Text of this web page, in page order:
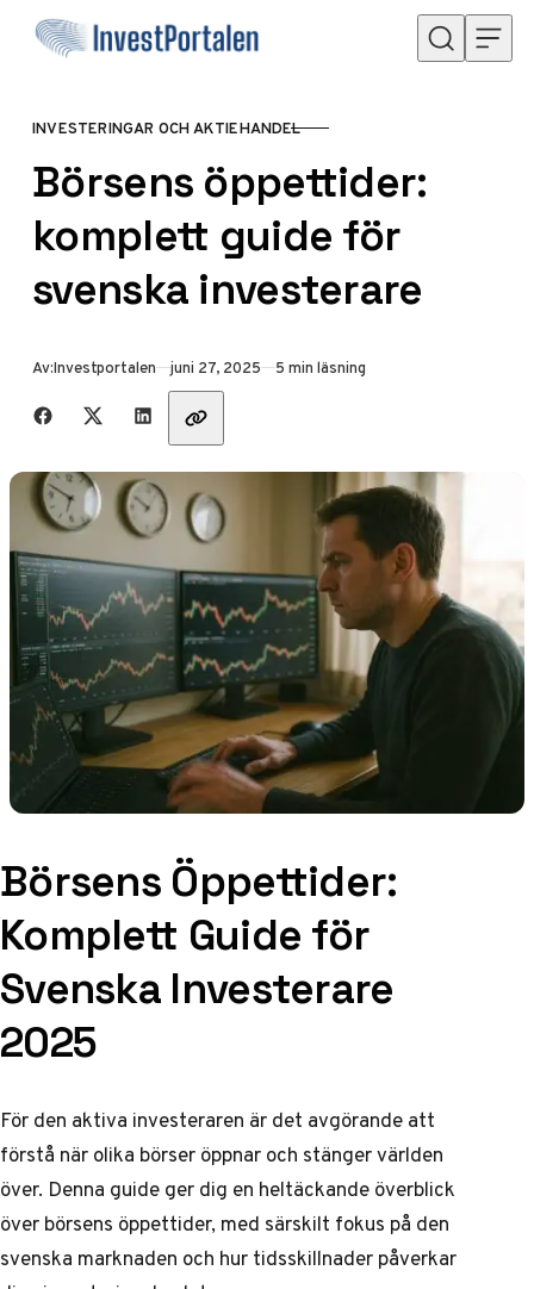
Hoppa till innehåll
KATEGORI
INVESTERINGAR OCH AKTIEHANDEL
Börsens öppettider:
komplett guide för
svenska investerare
Av:Investportalen Publicerad
juni 27, 2025 5 min läsning
Dela med vänner
Börsens Öppettider:
Komplett Guide för
Svenska Investerare
2025
För den aktiva investeraren är det avgörande att
förstå när olika börser öppnar och stänger världen
över. Denna guide ger dig en heltäckande överblick
över börsens öppettider, med särskilt fokus på den
svenska marknaden och hur tidsskillnader påverkar